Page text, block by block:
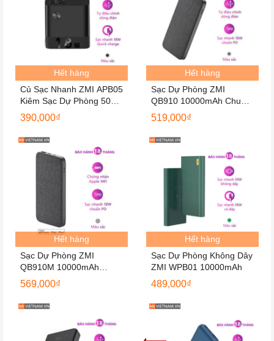
Hết hàng
Củ Sạc Nhanh ZMI APB05
Kiêm Sạc Dự Phòng 5000
mAh 18W
390,000₫
Hết hàng
Sạc Dự Phòng ZMI
QB910 10000mAh Chuẩn
PD
519,000₫
Hết hàng
Sạc Dự Phòng ZMI
QB910M 10000mAh
Chuẩn MFi
569,000₫
Hết hàng
Sạc Dự Phòng Không Dây
ZMI WPB01 10000mAh
489,000₫